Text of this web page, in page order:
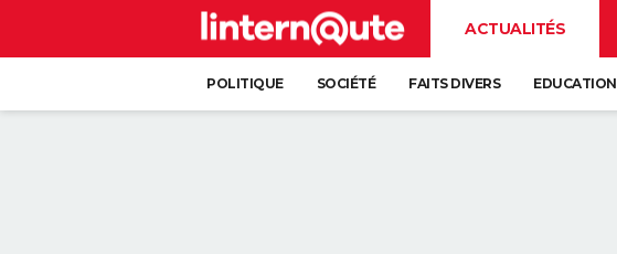
ACTUALITÉS
POLITIQUE SOCIÉTÉ FAITS DIVERS EDUCATION